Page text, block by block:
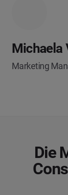
Michaela
Marketing
Die